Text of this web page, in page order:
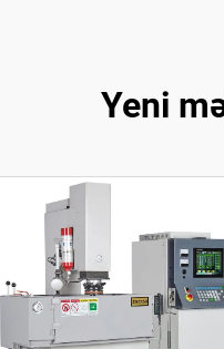
Yeni